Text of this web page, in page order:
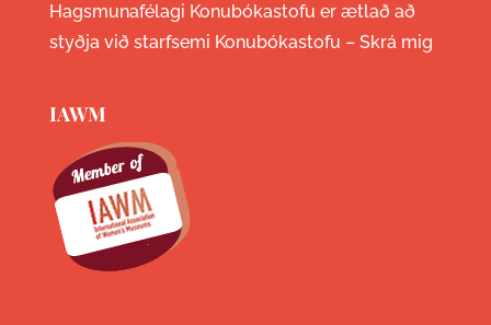
Hagsmunafélagi Konubókastofu er ætlað að
styðja við starfsemi Konubókastofu – Skrá mig
IAWM